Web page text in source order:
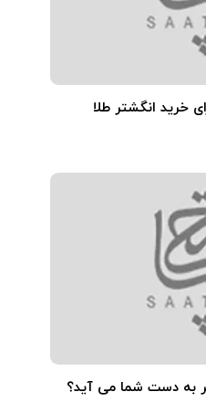
به دست شما می آید؟